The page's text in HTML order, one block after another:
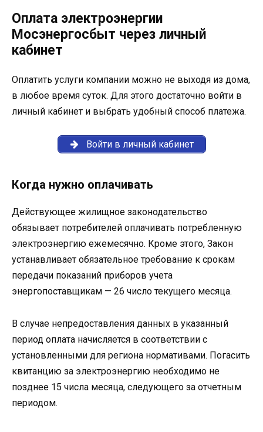
Оплата электроэнергии
Мосэнергосбыт через личный
кабинет
Оплатить услуги компании можно не выходя из дома,
в любое время суток. Для этого достаточно войти в
личный кабинет и выбрать удобный способ платежа.
Войти в личный кабинет
Когда нужно оплачивать
Действующее жилищное законодательство
обязывает потребителей оплачивать потребленную
электроэнергию ежемесячно. Кроме этого, Закон
устанавливает обязательное требование к срокам
передачи показаний приборов учета
энергопоставщикам — 26 число текущего месяца.
В случае непредоставления данных в указанный
период оплата начисляется в соответствии с
установленными для региона нормативами. Погасить
квитанцию за электроэнергию необходимо не
позднее 15 числа месяца, следующего за отчетным
периодом.